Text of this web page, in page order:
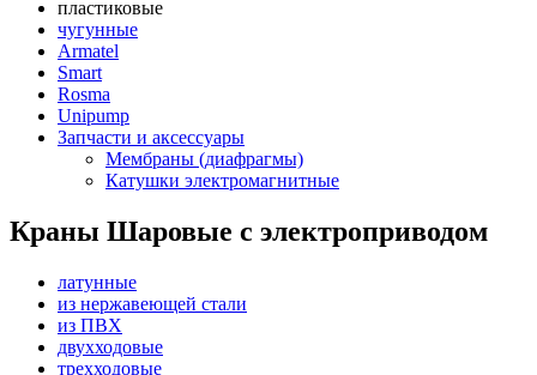
пластиковые
чугунные
Armatel
Smart
Rosma
Unipump
Запчасти и аксессуары
Мембраны (диафрагмы)
Катушки электромагнитные
Краны Шаровые с электроприводом
латунные
из нержавеющей стали
из ПВХ
двухходовые
трехходовые